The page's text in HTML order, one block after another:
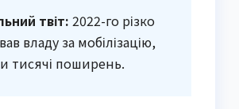
твіт: 2022-го різко
владу за мобілізацію,
тисячі поширень.